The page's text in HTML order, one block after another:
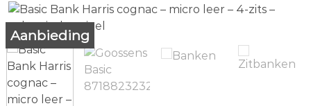
Aanbieding